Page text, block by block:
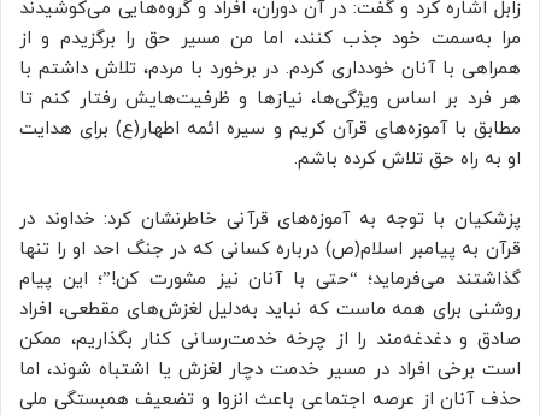
زابل اشاره کرد و گفت: در آن دوران، افراد و گروه‌هایی می‌کوشیدند
مرا به‌سمت خود جذب کنند، اما من مسیر حق را برگزیدم و از
همراهی با آنان خودداری کردم. در برخورد با مردم، تلاش داشتم با
هر فرد بر اساس ویژگی‌ها، نیازها و ظرفیت‌هایش رفتار کنم تا
مطابق با آموزه‌های قرآن کریم و سیره ائمه اطهار(ع) برای هدایت
او به راه حق تلاش کرده باشم.
پزشکیان با توجه به آموزه‌های قرآنی خاطرنشان کرد: خداوند در
قرآن به پیامبر اسلام(ص) درباره کسانی که در جنگ احد او را تنها
گذاشتند می‌فرماید؛ “حتی با آنان نیز مشورت کن!”؛ این پیام
روشنی برای همه ماست که نباید به‌دلیل لغزش‌های مقطعی، افراد
صادق و دغدغه‌مند را از چرخه خدمت‌رسانی کنار بگذاریم، ممکن
است برخی افراد در مسیر خدمت دچار لغزش یا اشتباه شوند، اما
حذف آنان از عرصه اجتماعی باعث انزوا و تضعیف همبستگی ملی